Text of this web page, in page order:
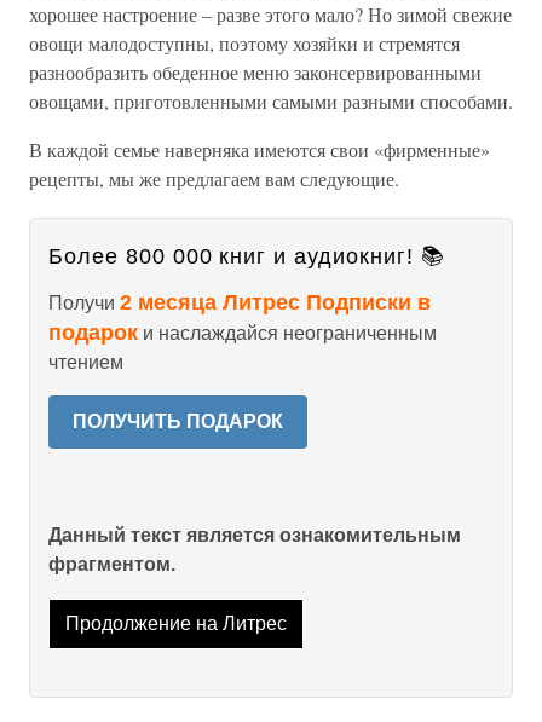
хорошее настроение – разве этого мало? Но зимой свежие
овощи малодоступны, поэтому хозяйки и стремятся
разнообразить обеденное меню законсервированными
овощами, приготовленными самыми разными способами.
В каждой семье наверняка имеются свои «фирменные»
рецепты, мы же предлагаем вам следующие.
Более 800 000 книг и аудиокниг! 📚
Получи 2 месяца Литрес Подписки в
подарок и наслаждайся неограниченным
чтением
ПОЛУЧИТЬ ПОДАРОК
Данный текст является ознакомительным
фрагментом.
Продолжение на Литрес